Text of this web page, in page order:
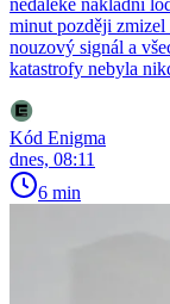
minut později
nouzový signál a
katastrofy nebyla
Kód Enigma
dnes, 08:11
6 min